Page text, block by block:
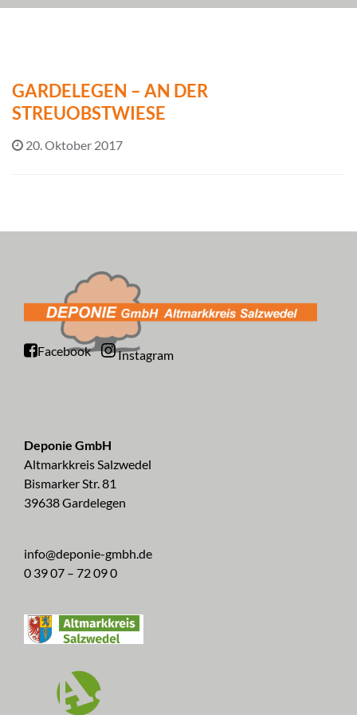
GARDELEGEN – AN DER
STREUOBSTWIESE
20. Oktober 2017
Facebook Instagram
Deponie GmbH
Altmarkkreis Salzwedel
Bismarker Str. 81
39638 Gardelegen
info@deponie-gmbh.de
0 39 07 – 72 09 0